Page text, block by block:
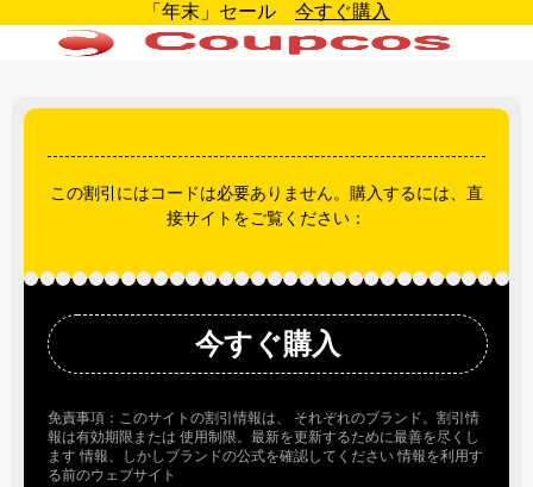
「年末」セール 今すぐ購入
この割引にはコードは必要ありません。購入するには、直
接サイトをご覧ください：
今すぐ購入
免責事項：このサイトの割引情報は、 それぞれのブランド。割引情
報は有効期限または 使用制限。最新を更新するために最善を尽くし
ます 情報、しかしブランドの公式を確認してください 情報を利用す
る前のウェブサイト